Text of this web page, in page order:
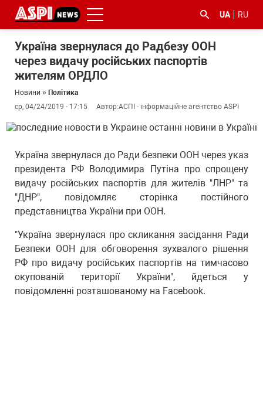
UA RU
Україна звернулася до Радбезу ООН
через видачу російських паспортів
жителям ОРДЛО
Новини » Політика
ср, 04/24/2019 - 17:15
Автор:АСПІ - інформаційне агентство ASPI
Україна звернулася до Ради безпеки ООН через указ
президента РФ Володимира Путіна про спрощену
видачу російських паспортів для жителів "ЛНР" та
"ДНР", повідомляє сторінка постійного
представництва України при ООН.
"Україна звернулася про скликання засідання Ради
Безпеки ООН для обговорення зухвалого рішення
РФ про видачу російських паспортів на тимчасово
окупованій території України", йдеться у
повідомленні розташованому на Facebook.
#ООС
#боротьба
корупцією
#ДФС #Київ #коронавірус